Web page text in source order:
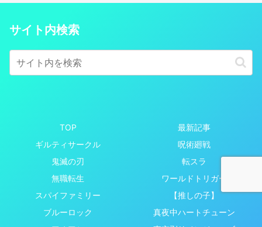
サイト内検索
TOP
最新記事
ギルティサークル
呪術廻戦
鬼滅の刃
転スラ
無職転生
ワールドトリガー
スパイファミリー
【推しの子】
ブルーロック
真夜中ハートチューン